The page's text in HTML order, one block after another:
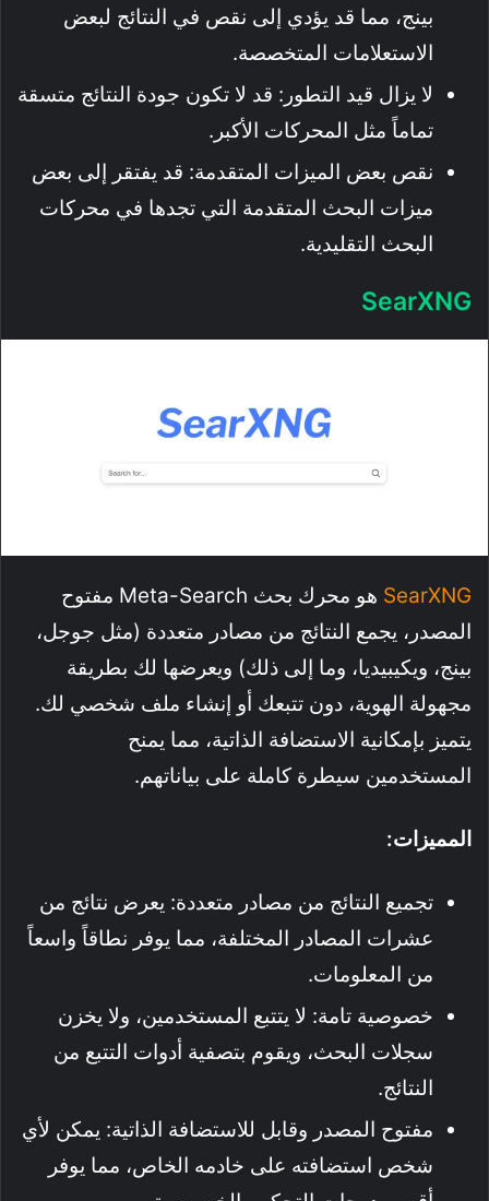
بينج، مما قد يؤدي إلى نقص في النتائج لبعض
الاستعلامات المتخصصة.
لا يزال قيد التطور: قد لا تكون جودة النتائج متسقة
تماماً مثل المحركات الأكبر.
نقص بعض الميزات المتقدمة: قد يفتقر إلى بعض
ميزات البحث المتقدمة التي تجدها في محركات
البحث التقليدية.
SearXNG
SearXNG
هو محرك بحث Meta-Search مفتوح
المصدر، يجمع النتائج من مصادر متعددة (مثل جوجل،
بينج، ويكيبيديا، وما إلى ذلك) ويعرضها لك بطريقة
مجهولة الهوية، دون تتبعك أو إنشاء ملف شخصي لك.
يتميز بإمكانية الاستضافة الذاتية، مما يمنح
المستخدمين سيطرة كاملة على بياناتهم.
المميزات:
تجميع النتائج من مصادر متعددة: يعرض نتائج من
عشرات المصادر المختلفة، مما يوفر نطاقاً واسعاً
من المعلومات.
خصوصية تامة: لا يتتبع المستخدمين، ولا يخزن
سجلات البحث، ويقوم بتصفية أدوات التتبع من
النتائج.
مفتوح المصدر وقابل للاستضافة الذاتية: يمكن لأي
شخص استضافته على خادمه الخاص، مما يوفر